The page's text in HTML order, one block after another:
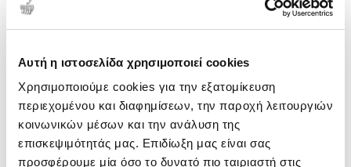
Αυτή η ιστοσελίδα χρησιμοποιεί cookies
Χρησιμοποιούμε cookies για την εξατομίκευση
περιεχομένου και διαφημίσεων, την παροχή λειτουργιών
κοινωνικών μέσων και την ανάλυση της
επισκεψιμότητάς μας. Επιδίωξη μας είναι σας
προσφέρουμε μία όσο το δυνατό πιο ταιριαστή στις